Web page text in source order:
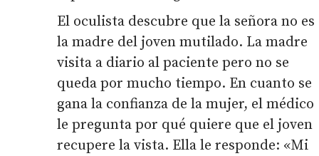
El oculista descubre que la señora no es
la madre del joven mutilado. La madre
visita a diario al paciente pero no se
queda por mucho tiempo. En cuanto se
gana la confianza de la mujer, el médico
le pregunta por qué quiere que el joven
recupere la vista. Ella le responde: «Mi